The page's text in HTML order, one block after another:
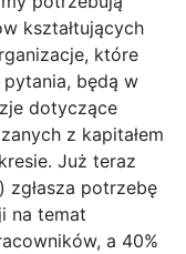
kształtujących
które
będą w
dotyczące
z kapitałem
Już teraz
zgłasza potrzebę
na temat
a 40%